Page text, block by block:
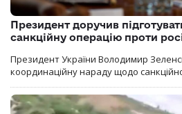
Президент доручив
санкційну операцію проти
Президент України Володимир
координаційну нараду щодо